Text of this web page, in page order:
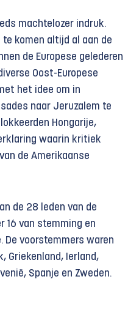
machtelozer indruk.
komen altijd al aan de
de Europese gelederen
Oost-Europese
het idee om in
naar Jeruzalem te
Hongarije,
waarin kritiek
de Amerikaanse
de 28 leden van de
16 van stemming en
voorstemmers waren
Griekenland, Ierland,
Spanje en Zweden.